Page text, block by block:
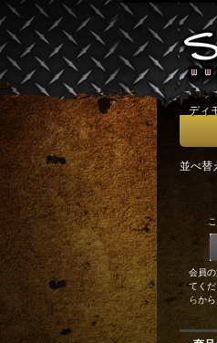
ディ
並べ替
会員
てく
らから